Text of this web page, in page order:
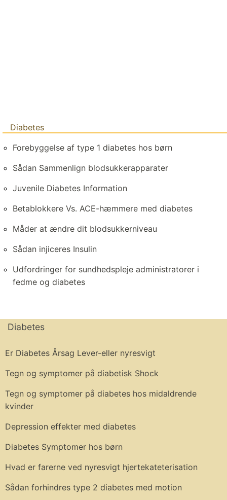
Diabetes
Forebyggelse af type 1 diabetes hos børn
Sådan Sammenlign blodsukkerapparater
Juvenile Diabetes Information
Betablokkere Vs. ACE-hæmmere med diabetes
Måder at ændre dit blodsukkerniveau
Sådan injiceres Insulin
Udfordringer for sundhedspleje administratorer i
fedme og diabetes
Diabetes
Er Diabetes Årsag Lever-eller nyresvigt
Tegn og symptomer på diabetisk Shock
Tegn og symptomer på diabetes hos midaldrende
kvinder
Depression effekter med diabetes
Diabetes Symptomer hos børn
Hvad er farerne ved nyresvigt hjertekateterisation
Sådan forhindres type 2 diabetes med motion